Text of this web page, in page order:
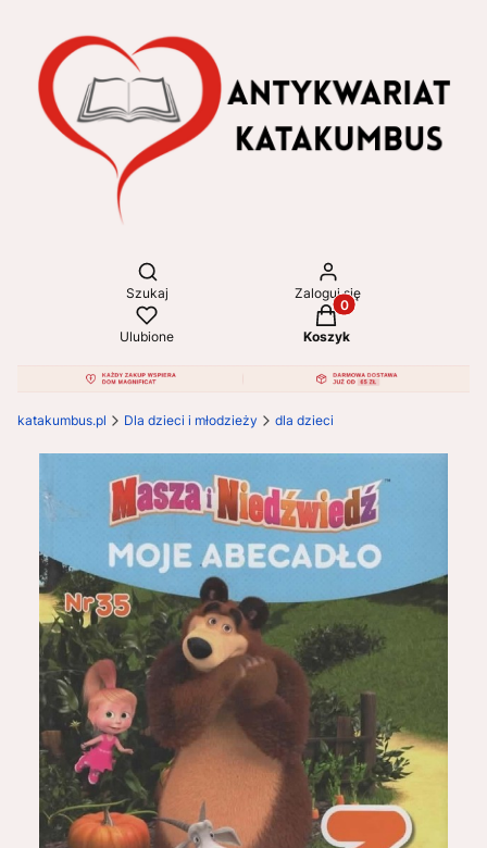
Otwórz wyszukiwarkę
Szukaj Zaloguj się
Ulubione
Produkty w koszyku:
Koszyk
katakumbus.pl Dla dzieci i młodzieży dla dzieci